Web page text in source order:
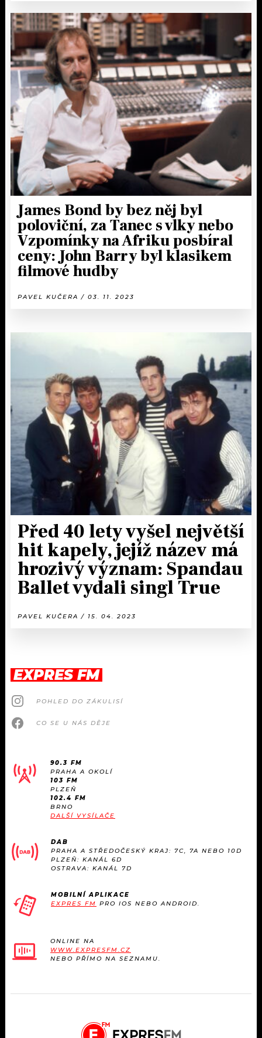
James Bond by bez něj byl
poloviční, za Tanec s vlky nebo
Vzpomínky na Afriku posbíral
ceny: John Barry byl klasikem
filmové hudby
PAVEL KUČERA / 03. 11. 2023
Před 40 lety vyšel největší
hit kapely, jejíž název má
hrozivý význam: Spandau
Ballet vydali singl True
PAVEL KUČERA / 15. 04. 2023
EXPRES FM
POHLED DO ZÁKULISÍ
CO SE U NÁS DĚJE
90.3 FM
PRAHA A OKOLÍ
103 FM
PLZEŇ
102.4 FM
BRNO
DALŠÍ VYSÍLAČE
DAB
PRAHA A STŘEDOČESKÝ KRAJ: 7C, 7A NEBO 10D
PLZEŇ: KANÁL 6D
OSTRAVA: KANÁL 7D
MOBILNÍ APLIKACE
EXPRES FM PRO IOS NEBO ANDROID.
ONLINE NA
WWW.EXPRESFM.CZ
NEBO PŘÍMO NA SEZNAMU.